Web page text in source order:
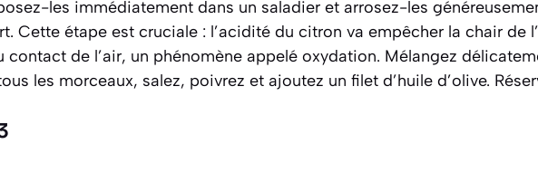
les immédiatement dans un saladier et arrosez-les
Cette étape est cruciale : l’acidité du citron va empêcher la chair de
contact de l’air, un phénomène appelé oxydation. Mélangez
les morceaux, salez, poivrez et ajoutez un filet d’huile d’olive.